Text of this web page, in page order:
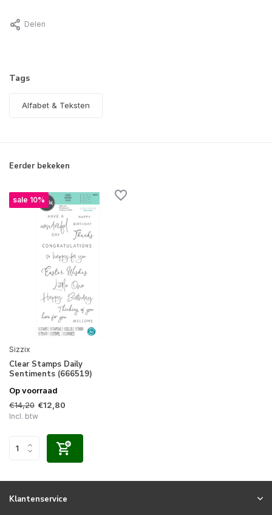
Delen
Tags
Alfabet & Teksten
Eerder bekeken
sale 10%
Sizzix
Clear Stamps Daily
Sentiments (666519)
Op voorraad
€14,20 €12,80
Incl. btw
Klantenservice